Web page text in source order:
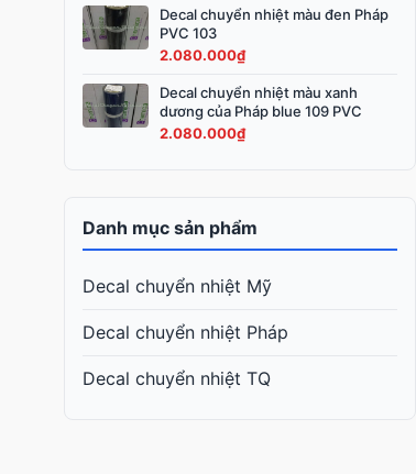
Decal chuyển nhiệt màu đen Pháp
PVC 103
2.080.000₫
Decal chuyển nhiệt màu xanh
dương của Pháp blue 109 PVC
2.080.000₫
Danh mục sản phẩm
Decal chuyển nhiệt Mỹ
Decal chuyển nhiệt Pháp
Decal chuyển nhiệt TQ